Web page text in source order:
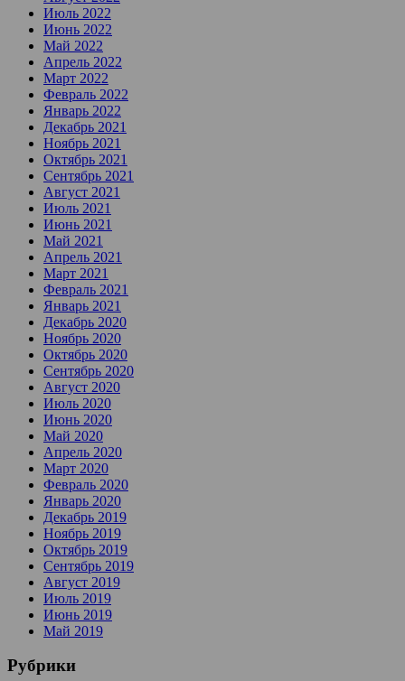
Июль 2022
Июнь 2022
Май 2022
Апрель 2022
Март 2022
Февраль 2022
Январь 2022
Декабрь 2021
Ноябрь 2021
Октябрь 2021
Сентябрь 2021
Август 2021
Июль 2021
Июнь 2021
Май 2021
Апрель 2021
Март 2021
Февраль 2021
Январь 2021
Декабрь 2020
Ноябрь 2020
Октябрь 2020
Сентябрь 2020
Август 2020
Июль 2020
Июнь 2020
Май 2020
Апрель 2020
Март 2020
Февраль 2020
Январь 2020
Декабрь 2019
Ноябрь 2019
Октябрь 2019
Сентябрь 2019
Август 2019
Июль 2019
Июнь 2019
Май 2019
Рубрики